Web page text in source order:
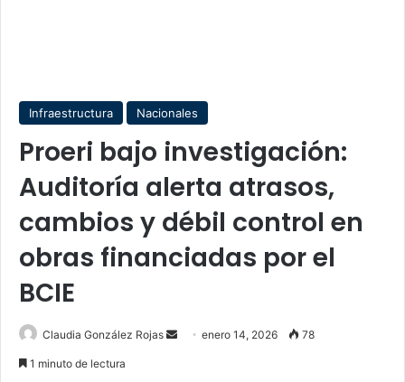
Infraestructura Nacionales
Proeri bajo investigación:
Auditoría alerta atrasos,
cambios y débil control en
obras financiadas por el
BCIE
Claudia González Rojas
Sendenero 14, 2026 78
1 minuto de lectura